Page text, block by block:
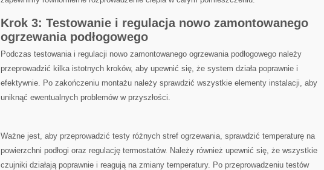
Krok 3:⁣ Testowanie​ i regulacja nowo zamontowanego
ogrzewania podłogowego
Podczas testowania i regulacji nowo zamontowanego ogrzewania podłogowego należy
przeprowadzić kilka istotnych kroków, aby upewnić się, że system⁣ działa ⁣poprawnie i
efektywnie.‌ Po zakończeniu montażu należy sprawdzić wszystkie elementy instalacji, aby
uniknąć ewentualnych problemów w przyszłości.
Ważne jest, aby przeprowadzić testy ‌różnych ‌stref ogrzewania, sprawdzić temperaturę na
powierzchni podłogi oraz regulację termostatów. Należy również upewnić się, że wszystkie
czujniki działają poprawnie i reagują na zmiany temperatury. Po przeprowadzeniu testów